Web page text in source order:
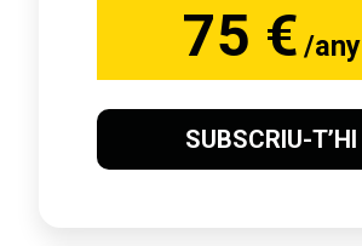
75 € /any
SUBSCRIU-T’HI